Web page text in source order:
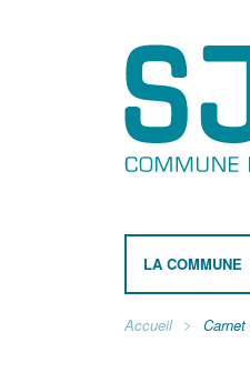
LA COMMUNE
Accueil Carnet